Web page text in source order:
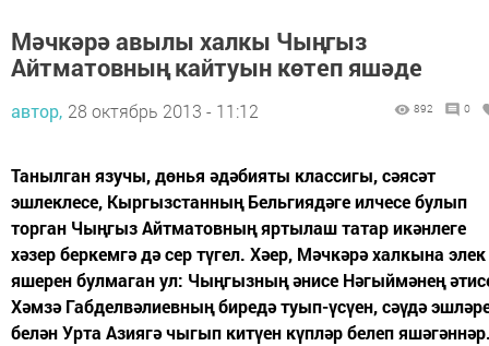
Мәчкәрә авылы халкы Чыңгыз
Айтматовның кайтуын көтеп яшәде
автор, 28 октябрь 2013 - 11:12 892 0
Танылган язучы, дөнья әдәбияты классигы, сәясәт
эшлеклесе, Кыргызстанның Бельгиядәге илчесе булып
торган Чыңгыз Айтматовның яртылаш татар икәнлеге
хәзер беркемгә дә сер түгел. Хәер, Мәчкәрә халкына элек
яшерен булмаган ул: Чыңгызның әнисе Нәгыймәнең
Хәмзә Габделвәлиевның биредә туып-үсүен, сәүдә
белән Урта Азиягә чыгып китүен күпләр белеп